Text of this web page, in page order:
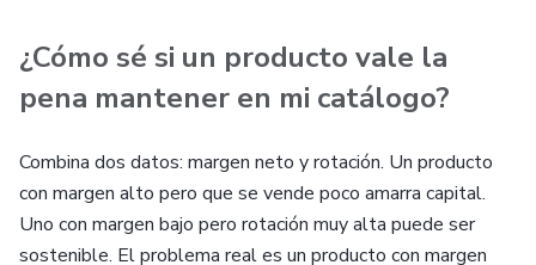
¿Cómo sé si un producto vale la
pena mantener en mi catálogo?
Combina dos datos: margen neto y rotación. Un producto
con margen alto pero que se vende poco amarra capital.
Uno con margen bajo pero rotación muy alta puede ser
sostenible. El problema real es un producto con margen